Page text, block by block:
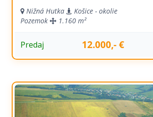
Nižná Hutka
Košice - okolie
Pozemok
1.160 m²
Predaj 12.000,- €